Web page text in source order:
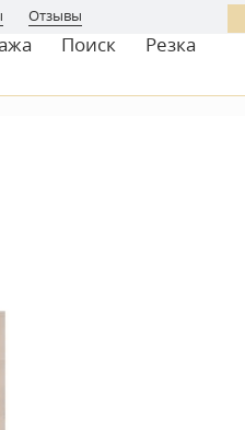
Отзывы
Поиск Резка